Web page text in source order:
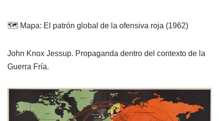
🗺️ Mapa: El patrón global de la ofensiva roja (1962)
John Knox Jessup. Propaganda dentro del contexto de la
Guerra Fría.